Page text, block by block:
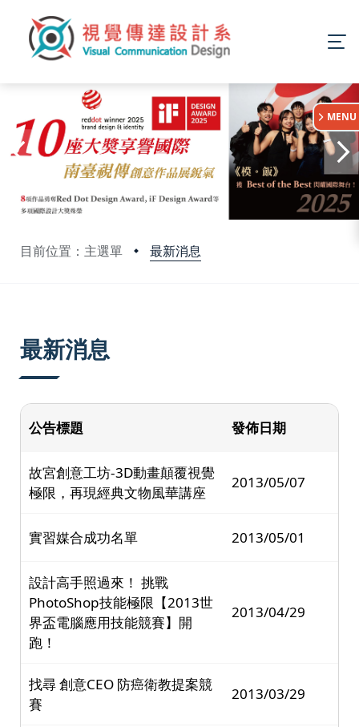
目前位置：主選單 最新消息
MENU
最新消息
公告標題 發佈日期
故宮創意工坊-3D動畫顛覆視覺
極限，再現經典文物風華講座
2013/05/07
實習媒合成功名單 2013/05/01
設計高手照過來！ 挑戰
PhotoShop技能極限【2013世
界盃電腦應用技能競賽】開
跑！
2013/04/29
找尋 創意CEO 防癌衛教提案競
賽
2013/03/29